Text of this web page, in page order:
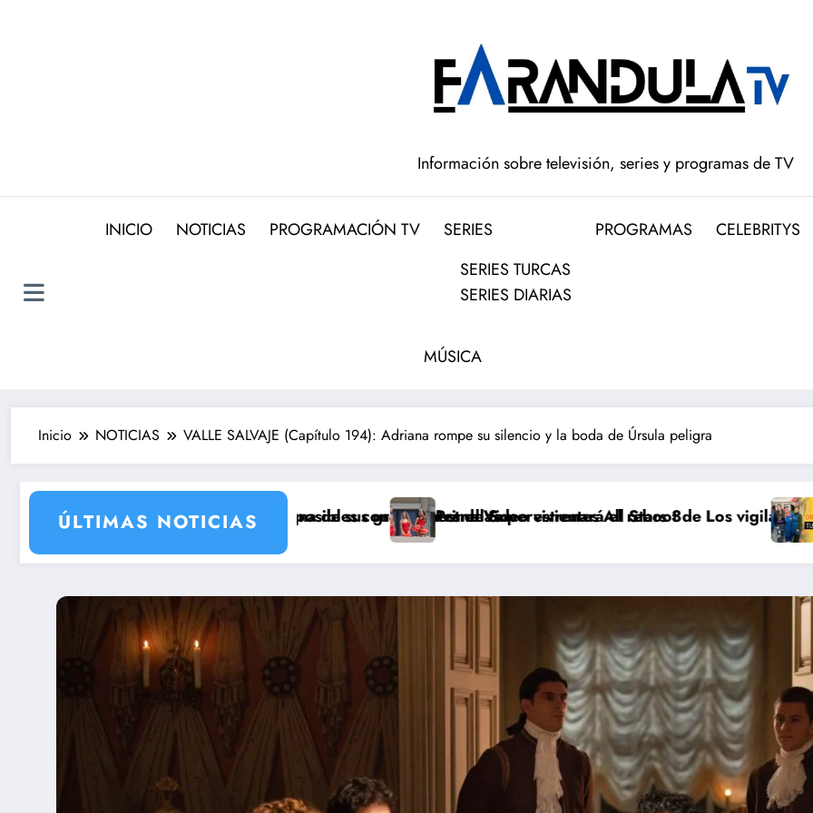
Información sobre televisión, series y programas de TV
INICIO NOTICIAS PROGRAMACIÓN TV
SERIES
SERIES TURCAS
SERIES DIARIAS
PROGRAMAS CELEBRITYS
MÚSICA
Inicio NOTICIAS VALLE SALVAJE (Capítulo 194): Adriana rompe su silencio y la boda de Úrsula peligra
ÚLTIMAS NOTICIAS
humor con una de sus grandes estrellas
Ivana Icardi, posibles concursantes de Supervivientes All Stars 3
Prime Video estrenará el reboot de Los vigilantes de la playa en España
Disney+ amplía su